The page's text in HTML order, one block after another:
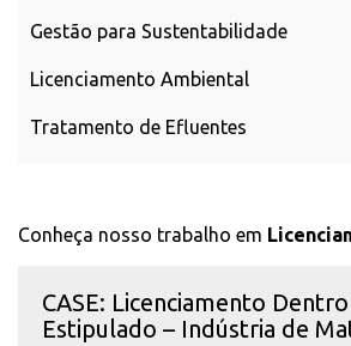
Gestão para Sustentabilidade
Licenciamento Ambiental
Tratamento de Efluentes
Conheça nosso trabalho em
CASE: Licenciamento
Estipulado – Indústria de